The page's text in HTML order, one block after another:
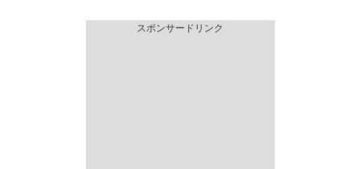
スポンサードリンク